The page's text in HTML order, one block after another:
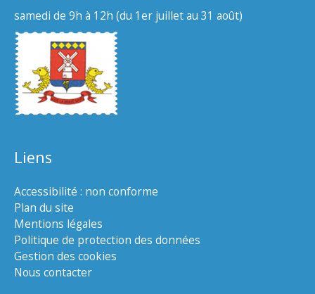
samedi de 9h à 12h (du 1er juillet au 31 août)
Liens
Accessibilité : non conforme
Plan du site
Mentions légales
Politique de protection des données
Gestion des cookies
Nous contacter